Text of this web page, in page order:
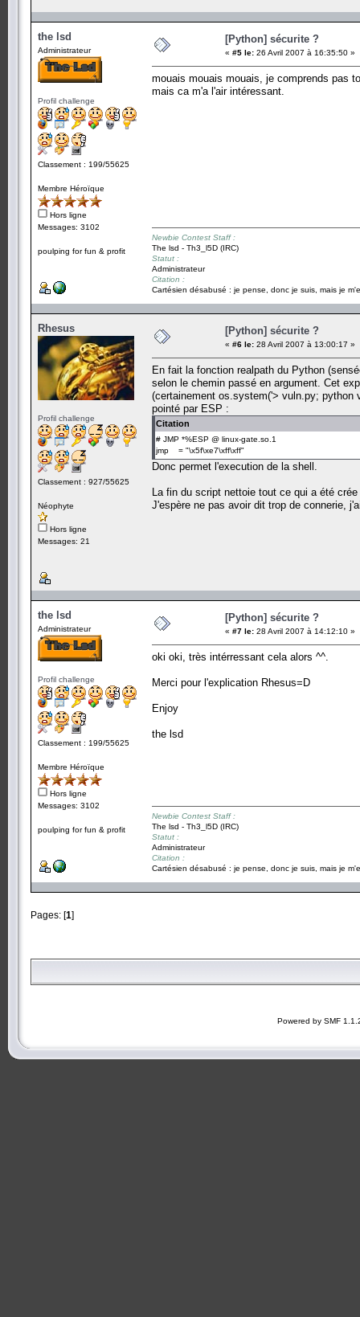
the lsd
Administrateur
Profil challenge
Classement : 199/55625
Membre Héroïque
Hors ligne
Messages: 3102
poulping for fun & profit
[Python] sécurite ?
« #5 le: 26 Avril 2007 à 16:35:50 »
mouais mouais mouais, je comprends pas
mais ca m'a l'air intéressant.
Newbie Contest Staff :
The lsd - Th3_l5D (IRC)
Statut :
Administrateur
Citation :
Cartésien désabusé : je pense, donc je suis, mais je
Rhesus
Profil challenge
Classement : 927/55625
Néophyte
Hors ligne
Messages: 21
[Python] sécurite ?
« #6 le: 28 Avril 2007 à 13:00:17 »
En fait la fonction realpath du Python
selon le chemin passé en argument. Cet
(certainement os.system('> vuln.py; python
pointé par ESP :
Citation
# JMP *%ESP @ linux-gate.so.1
jmp = "\x5f\xe7\xff\xff"
Donc permet l'execution de la shell.
La fin du script nettoie tout ce qui a été
J'espère ne pas avoir dit trop de connerie,
the lsd
Administrateur
Profil challenge
Classement : 199/55625
Membre Héroïque
Hors ligne
Messages: 3102
poulping for fun & profit
[Python] sécurite ?
« #7 le: 28 Avril 2007 à 14:12:10 »
oki oki, très intérressant cela alors ^^.
Merci pour l'explication Rhesus=D
Enjoy
the lsd
Newbie Contest Staff :
The lsd - Th3_l5D (IRC)
Statut :
Administrateur
Citation :
Cartésien désabusé : je pense, donc je suis, mais je
Pages: [1]
Powered by SMF